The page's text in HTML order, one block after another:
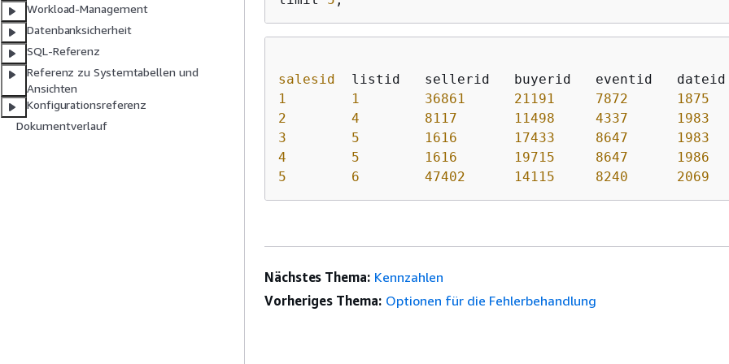
Workload-Management
Datenbanksicherheit
SQL-Referenz
Referenz zu Systemtabellen und
Ansichten
Konfigurationsreferenz
Dokumentverlauf
salesid
1
1 36861 21191 7872 1875
2
4 8117 11498 4337 1983
3
5 1616 17433 8647 1983
4
5 1616 19715 8647 1986
5
6 47402 14115 8240 2069
Nächstes Thema: Kennzahlen
Vorheriges Thema: Optionen für die Fehlerbehandlung